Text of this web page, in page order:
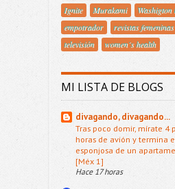
Ignite
Murakami
empotrador
revistas femeninas
televisión
women´s health
MI LISTA DE BLOGS
divagando, divagando...
Tras poco domir, mírate 4
horas de avión y termina
esponjosa de un
[Méx 1]
Hace 17 horas